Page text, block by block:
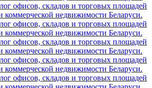
офисов, складов и торговых площадей
коммерческой недвижимости Беларуси.
офисов, складов и торговых площадей
коммерческой недвижимости Беларуси.
офисов, складов и торговых площадей
коммерческой недвижимости Беларуси.
офисов, складов и торговых площадей
коммерческой недвижимости Беларуси.
офисов, складов и торговых площадей